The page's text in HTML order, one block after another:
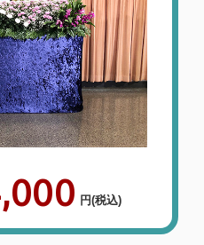
芝メモリアルホール
香芝市下田東3-
屋さんの会員に入っ
いしました。スタッ
て、お花も料理も感
用させてもらった時
等でやはり高くなっ
円(税込)